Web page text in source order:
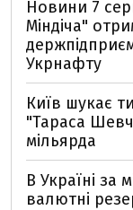
Новини 7
Міндіча"
Укрнафту
Київ шукає
"Тараса
мільярда
В Україні за
валютні